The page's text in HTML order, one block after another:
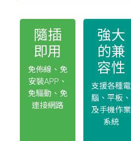
隨插
即用
免佈線、免
安裝APP、
免驅動、免
連接網路
強大
的兼
容性
支援各種電
腦、平板、
及手機作業
系統